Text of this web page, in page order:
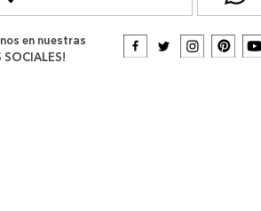
en nuestras
SOCIALES!